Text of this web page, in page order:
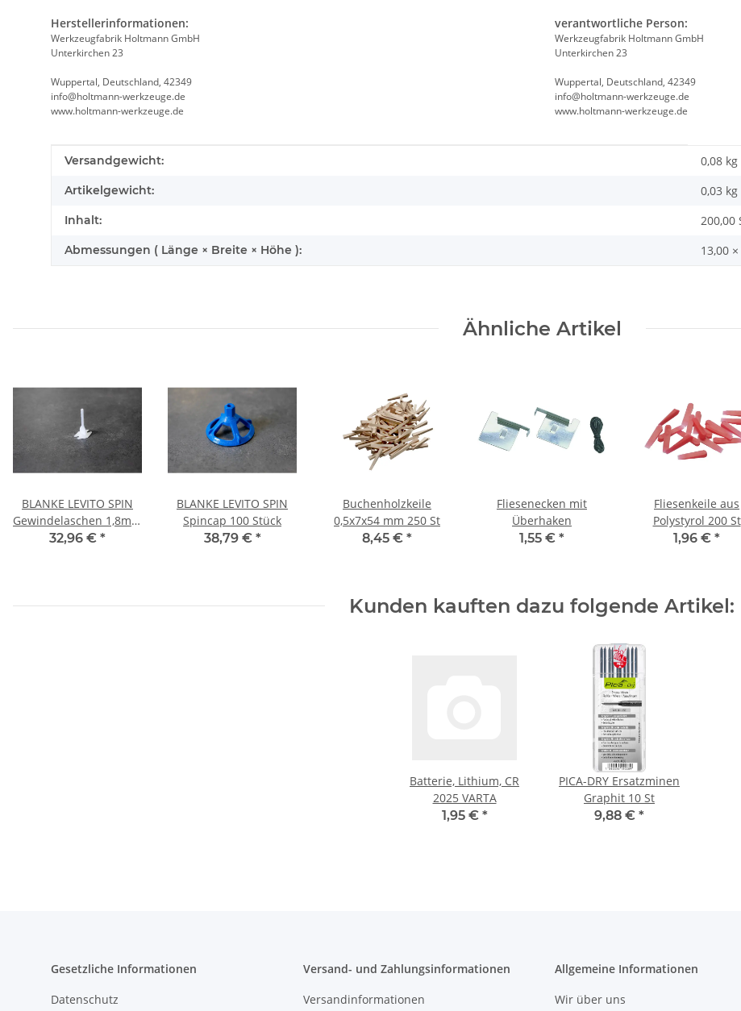
Herstellerinformationen:
Werkzeugfabrik Holtmann GmbH
Unterkirchen 23
Wuppertal, Deutschland, 42349
info@holtmann-werkzeuge.de
www.holtmann-werkzeuge.de
verantwortliche Person:
Werkzeugfabrik Holtmann GmbH
Unterkirchen 23
Wuppertal, Deutschland, 42349
info@holtmann-werkzeuge.de
www.holtmann-werkzeuge.de
Produkteigenschaft
Wert
Versandgewicht: 0,08 kg
Artikelgewicht: 0,03 kg
Inhalt: 200,00
Abmessungen ( Länge × Breite × Höhe ): 13,00
Ähnliche Artikel
BLANKE LEVITO SPIN
Gewindelaschen 1,8mm
250 St
32,96 € *
BLANKE LEVITO SPIN
Spincap 100 Stück
38,79 € *
Buchenholzkeile
0,5x7x54 mm 250 St
8,45 € *
Fliesenecken mit
Überhaken
1,55 € *
Fliesenkeile aus
Polystyrol 200 St
1,96 € *
Kunden kauften dazu folgende Artikel:
Batterie, Lithium, CR
2025 VARTA
1,95 € *
PICA-DRY Ersatzminen
Graphit 10 St
9,88 € *
Gesetzliche Informationen
Datenschutz
Versand- und Zahlungsinformationen
Versandinformationen
Allgemeine Informationen
Wir über uns